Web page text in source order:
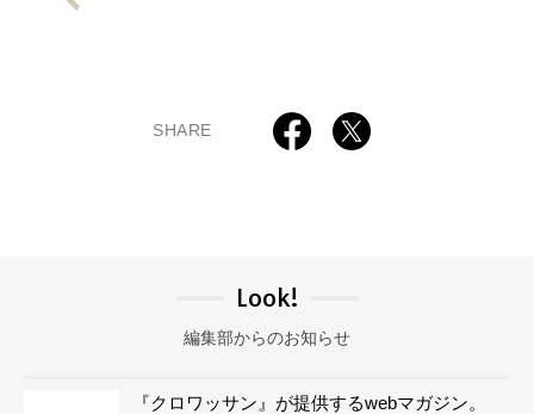
SHARE
Look!
編集部からのお知らせ
『クロワッサン』が提供するwebマガジン。